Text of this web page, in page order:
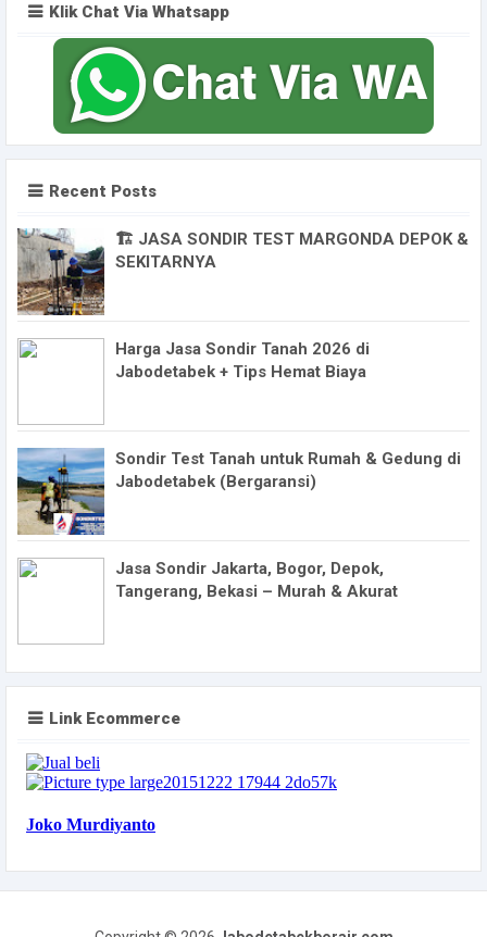
Klik Chat Via Whatsapp
Recent Posts
🏗️ JASA SONDIR TEST MARGONDA DEPOK &
SEKITARNYA
Harga Jasa Sondir Tanah 2026 di
Jabodetabek + Tips Hemat Biaya
Sondir Test Tanah untuk Rumah & Gedung di
Jabodetabek (Bergaransi)
Jasa Sondir Jakarta, Bogor, Depok,
Tangerang, Bekasi – Murah & Akurat
Link Ecommerce